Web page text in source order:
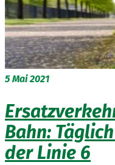
5Mai 2021
Bahn:
der Linie 6